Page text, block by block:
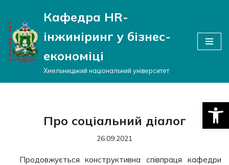
Перейти
до
вмісту
Кафедра HR-
інжиніринг у бізнес-
економіці
Хмельницький національний університет
Про соціальний діалог
26.09.2021
Продовжується конструктивна співпраця кафедри